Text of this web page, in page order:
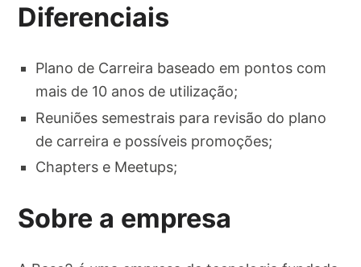
Diferenciais
Plano de Carreira baseado em pontos com
mais de 10 anos de utilização;
Reuniões semestrais para revisão do plano
de carreira e possíveis promoções;
Chapters e Meetups;
Sobre a empresa